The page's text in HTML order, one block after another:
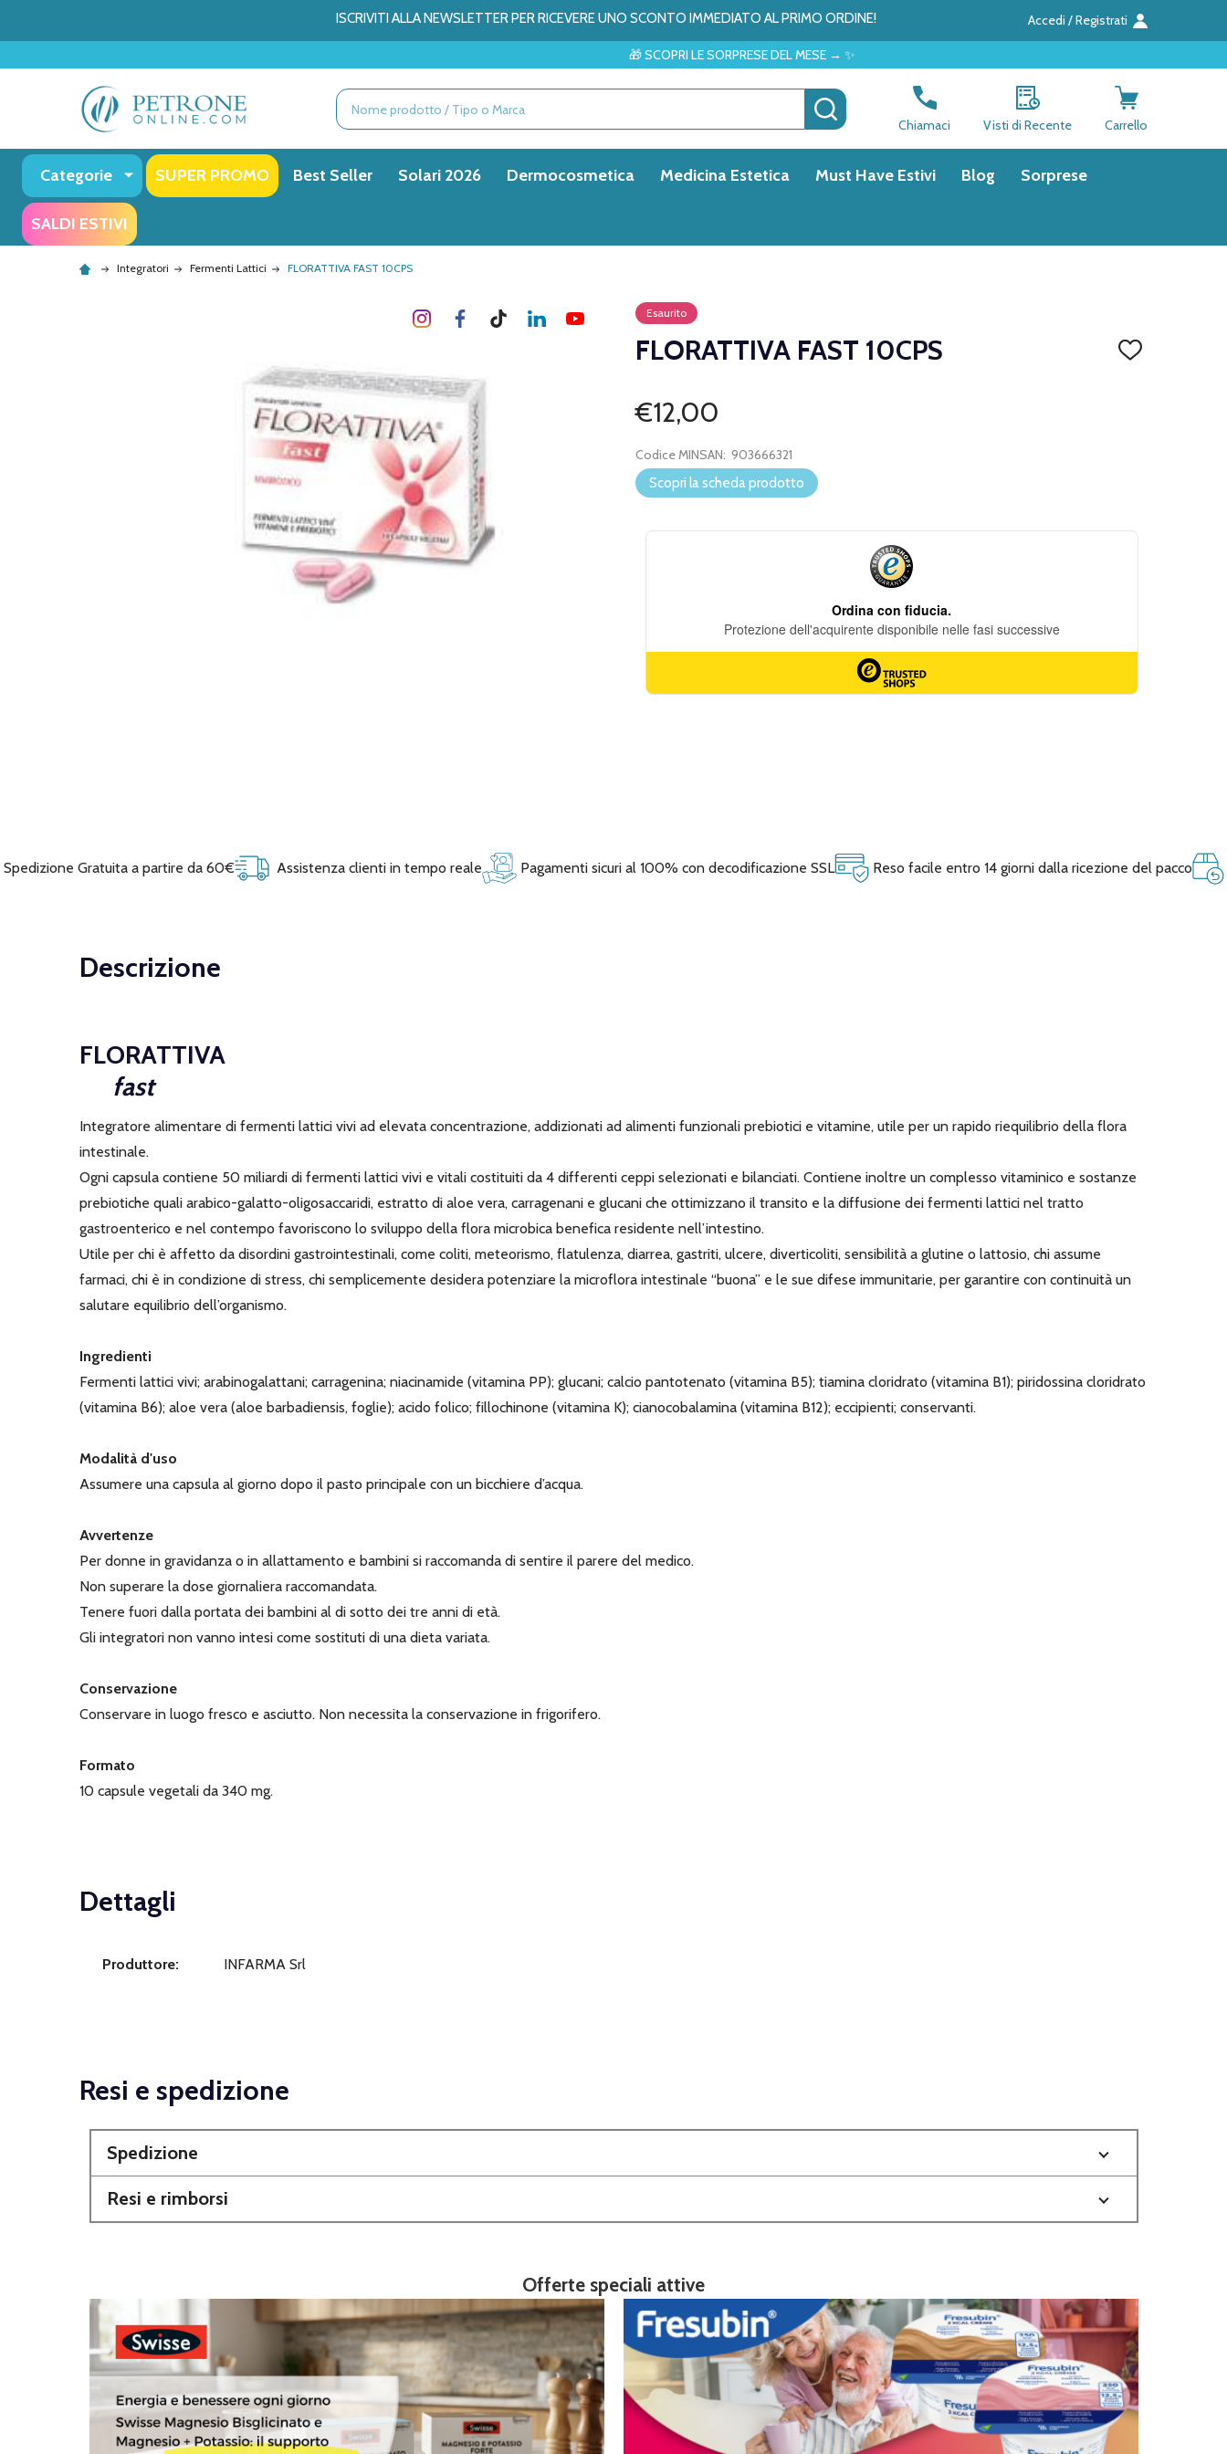
ISCRIVITI ALLA NEWSLETTER PER RICEVERE UNO SCONTO IMMEDIATO AL PRIMO ORDINE! Accedi / Registrati
🎁 SCOPRI LE SORPRESE DEL MESE → ✨
Ricerca CERCA
Chiamaci Visti di Recente Carrello
Categorie SUPER PROMO Best Seller Solari 2026 Dermocosmetica Medicina Estetica Must Have Estivi Blog Sorprese
SALDI ESTIVI
Integratori Fermenti Lattici FLORATTIVA FAST 10CPS
Esaurito
FLORATTIVA FAST 10CPS
AGGIUNGI
€12,00
Codice MINSAN: 903666321
Scopri la scheda prodotto
Spedizione Gratuita a partire da 60€ Assistenza clienti in tempo reale Pagamenti sicuri al 100% con decodificazione SSL Reso facile entro 14 giorni dalla ricezione del pacco
Descrizione
FLORATTIVA
fast
Integratore alimentare di fermenti lattici vivi ad elevata concentrazione, addizionati ad alimenti funzionali prebiotici e vitamine, utile per un rapido riequilibrio della flora
intestinale.
Ogni capsula contiene 50 miliardi di fermenti lattici vivi e vitali costituiti da 4 differenti ceppi selezionati e bilanciati. Contiene inoltre un complesso vitaminico e sostanze
prebiotiche quali arabico-galatto-oligosaccaridi, estratto di aloe vera, carragenani e glucani che ottimizzano il transito e la diffusione dei fermenti lattici nel tratto
gastroenterico e nel contempo favoriscono lo sviluppo della flora microbica benefica residente nell’intestino.
Utile per chi è affetto da disordini gastrointestinali, come coliti, meteorismo, flatulenza, diarrea, gastriti, ulcere, diverticoliti, sensibilità a glutine o lattosio, chi assume
farmaci, chi è in condizione di stress, chi semplicemente desidera potenziare la microflora intestinale “buona” e le sue difese immunitarie, per garantire con continuità un
salutare equilibrio dell’organismo.
Ingredienti
Fermenti lattici vivi; arabinogalattani; carragenina; niacinamide (vitamina PP); glucani; calcio pantotenato (vitamina B5); tiamina cloridrato (vitamina B1); piridossina cloridrato
(vitamina B6); aloe vera (aloe barbadiensis, foglie); acido folico; fillochinone (vitamina K); cianocobalamina (vitamina B12); eccipienti; conservanti.
Modalità d'uso
Assumere una capsula al giorno dopo il pasto principale con un bicchiere d’acqua.
Avvertenze
Per donne in gravidanza o in allattamento e bambini si raccomanda di sentire il parere del medico.
Non superare la dose giornaliera raccomandata.
Tenere fuori dalla portata dei bambini al di sotto dei tre anni di età.
Gli integratori non vanno intesi come sostituti di una dieta variata.
Conservazione
Conservare in luogo fresco e asciutto. Non necessita la conservazione in frigorifero.
Formato
10 capsule vegetali da 340 mg.
Dettagli
Produttore: INFARMA Srl
Resi e spedizione
Spedizione
Resi e rimborsi
Offerte speciali attive